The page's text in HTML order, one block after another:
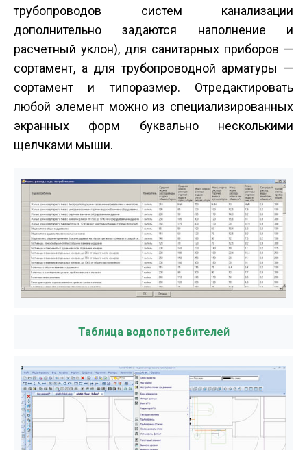
трубопроводов систем канализации
дополнительно задаются наполнение и
расчетный уклон), для санитарных приборов —
сортамент, а для трубопроводной арматуры —
сортамент и типоразмер. Отредактировать
любой элемент можно из специализированных
экранных форм буквально несколькими
щелчками мыши.
Таблица водопотребителей